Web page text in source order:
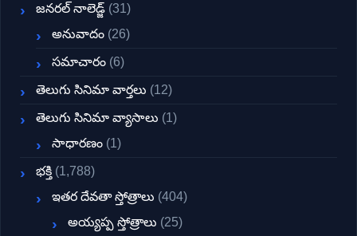
జనరల్ నాలెడ్జ్ (31)
అనువాదం (26)
సమాచారం (6)
తెలుగు సినిమా వార్తలు (12)
తెలుగు సినిమా వ్యాసాలు (1)
సాధారణం (1)
భక్తి (1,788)
ఇతర దేవతా స్తోత్రాలు (404)
అయ్యప్ప స్తోత్రాలు (25)